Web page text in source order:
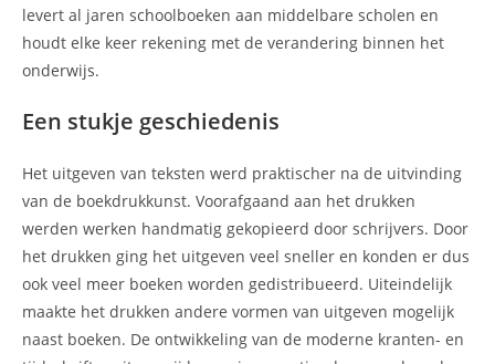
levert al jaren schoolboeken aan middelbare scholen en
houdt elke keer rekening met de verandering binnen het
onderwijs.
Een stukje geschiedenis
Het uitgeven van teksten werd praktischer na de uitvinding
van de boekdrukkunst. Voorafgaand aan het drukken
werden werken handmatig gekopieerd door schrijvers. Door
het drukken ging het uitgeven veel sneller en konden er dus
ook veel meer boeken worden gedistribueerd. Uiteindelijk
maakte het drukken andere vormen van uitgeven mogelijk
naast boeken. De ontwikkeling van de moderne kranten- en